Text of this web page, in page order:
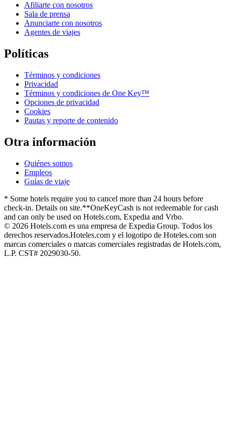
Afiliarte con nosotros
Sala de prensa
Anunciarte con nosotros
Agentes de viajes
Políticas
Términos y condiciones
Privacidad
Términos y condiciones de One Key™
Opciones de privacidad
Cookies
Pautas y reporte de contenido
Otra información
Quiénes somos
Empleos
Guías de viaje
* Some hotels require you to cancel more than 24 hours before
check-in. Details on site.**OneKeyCash is not redeemable for cash
and can only be used on Hotels.com, Expedia and Vrbo.
© 2026 Hotels.com es una empresa de Expedia Group. Todos los
derechos reservados.Hoteles.com y el logotipo de Hoteles.com son
marcas comerciales o marcas comerciales registradas de Hotels.com,
L.P. CST# 2029030-50.